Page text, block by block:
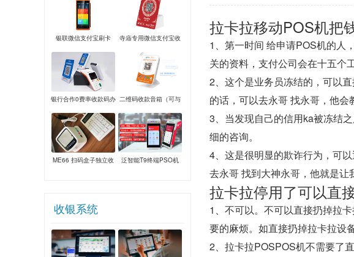
银联微信支付宝刷卡
POS机
寺庙专用微信支付宝收
款音箱
银行合作0费率收款码办
理
二维码收款音箱（可与
银行合作办0费率）
ME66 扫码盒子独立收
泛智能T9终端PSO机
收银系统
拉卡拉移动POS机把
1、第一时间 给申请POS机的人
关的资料，支付公司会在十五个
2、这个是业务员冻结的，可以
的话，可以去永哥 找永哥，他会
3、当发现自己的信用ka被冻结
细的咨询。
4、这是很明显的欺诈行为，可
去永哥 找到大神永哥，他就是让
拉卡拉停用了可以直
1、不可以。不可以直接扔掉拉
要的麻烦。如直接扔掉拉卡拉设
2、拉卡拉POSPOS机不需要了